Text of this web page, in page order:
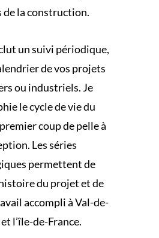
de la construction.
un suivi périodique,
de vos projets
ou industriels. Je
le cycle de vie du
coup de pelle à
Les séries
permettent de
du projet et de
accompli à Val-de-
l’île-de-France.